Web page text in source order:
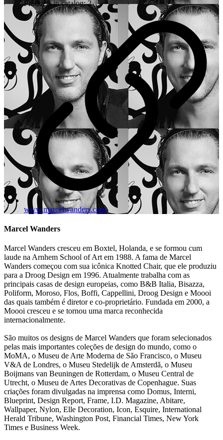
Products in catalog: 2
www.marcelwanders.com
Marcel Wanders
Marcel Wanders cresceu em Boxtel, Holanda, e se formou cum
laude na Arnhem School of Art em 1988. A fama de Marcel
Wanders começou com sua icônica Knotted Chair, que ele produziu
para a Droog Design em 1996. Atualmente trabalha com as
principais casas de design europeias, como B&B Italia, Bisazza,
Poliform, Moroso, Flos, Boffi, Cappellini, Droog Design e Moooi
das quais também é diretor e co-proprietário. Fundada em 2000, a
Moooi cresceu e se tornou uma marca reconhecida
internacionalmente.
São muitos os designs de Marcel Wanders que foram selecionados
pelas mais importantes coleções de design do mundo, como o
MoMA, o Museu de Arte Moderna de São Francisco, o Museu
V&A de Londres, o Museu Stedelijk de Amsterdã, o Museu
Boijmans van Beuningen de Rotterdam, o Museu Central de
Utrecht, o Museu de Artes Decorativas de Copenhague. Suas
criações foram divulgadas na imprensa como Domus, Interni,
Blueprint, Design Report, Frame, I.D. Magazine, Abitare,
Wallpaper, Nylon, Elle Decoration, Icon, Esquire, International
Herald Tribune, Washington Post, Financial Times, New York
Times e Business Week.